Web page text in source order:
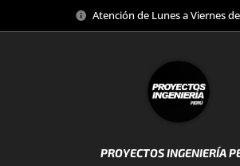
Atención de Lunes a Viernes
PROYECTOS INGENIERÍA